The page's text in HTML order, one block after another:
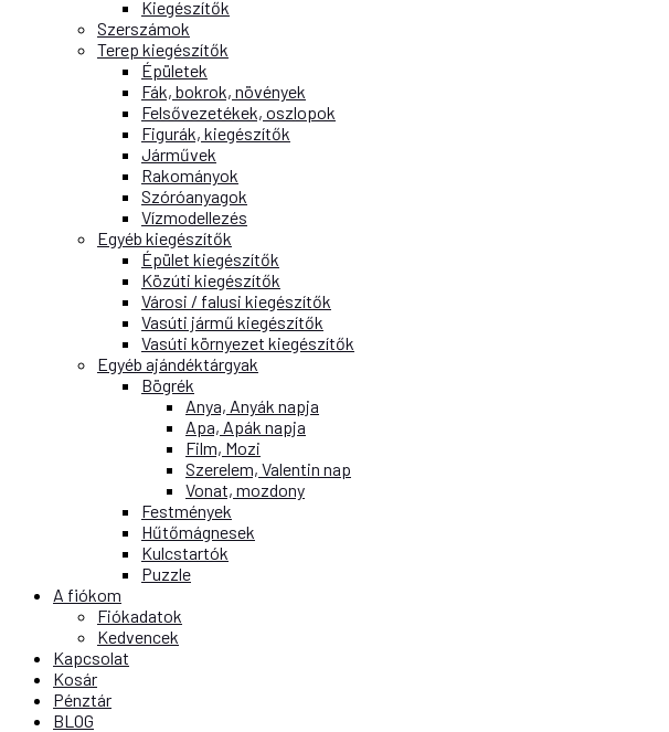
Kiegészítők
Szerszámok
Terep kiegészítők
Épületek
Fák, bokrok, növények
Felsővezetékek, oszlopok
Figurák, kiegészítők
Járművek
Rakományok
Szóróanyagok
Vízmodellezés
Egyéb kiegészítők
Épület kiegészítők
Közúti kiegészítők
Városi / falusi kiegészítők
Vasúti jármű kiegészítők
Vasúti környezet kiegészítők
Egyéb ajándéktárgyak
Bögrék
Anya, Anyák napja
Apa, Apák napja
Film, Mozi
Szerelem, Valentin nap
Vonat, mozdony
Festmények
Hűtőmágnesek
Kulcstartók
Puzzle
A fiókom
Fiókadatok
Kedvencek
Kapcsolat
Kosár
Pénztár
BLOG